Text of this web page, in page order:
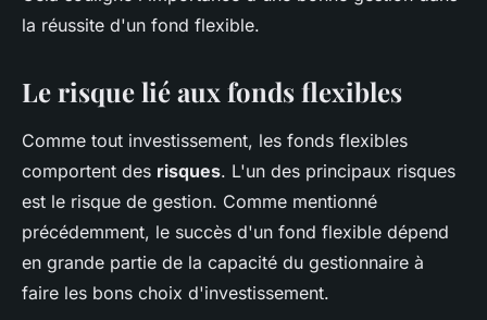
la réussite d'un fond flexible.
Le risque lié aux fonds flexibles
Comme tout investissement, les fonds flexibles
comportent des risques. L'un des principaux risques
est le risque de gestion. Comme mentionné
précédemment, le succès d'un fond flexible dépend
en grande partie de la capacité du gestionnaire à
faire les bons choix d'investissement.